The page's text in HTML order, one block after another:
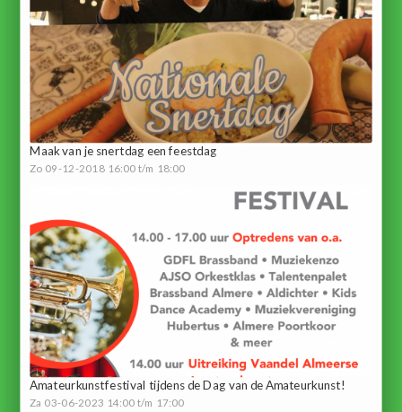
Maak van je snertdag een feestdag
Zo 09-12-2018 16:00 t/m 18:00
Amateurkunstfestival tijdens de Dag van de Amateurkunst!
Za 03-06-2023 14:00 t/m 17:00